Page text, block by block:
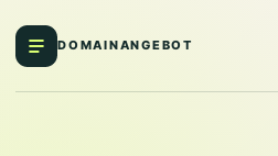
DOMAINANGEBOT